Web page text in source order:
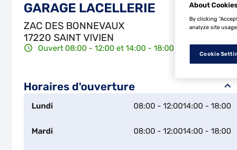
GARAGE LACELLERIE
ZAC DES BONNEVAUX
17220 SAINT VIVIEN
Ouvert 08:00 - 12:00 et 14:00 - 18:00
Horaires d'ouverture
Lundi 08:00 - 12:0014:00 - 18:00
Mardi 08:00 - 12:0014:00 - 18:00
About Cookies
By clicking
analyze site
Cookie